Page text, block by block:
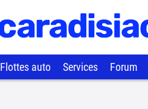
Flottes auto Services Forum